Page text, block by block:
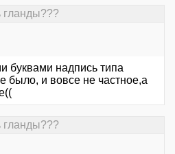
гланды???
буквами надпись типа
было, и вовсе не частное,а
гланды???